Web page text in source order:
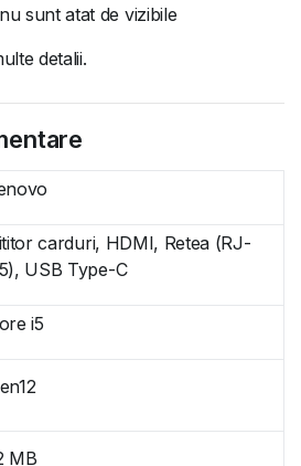
sunt atat de vizibile
detalii.
carduri, HDMI, Retea (RJ-
USB Type-C
i5
MB